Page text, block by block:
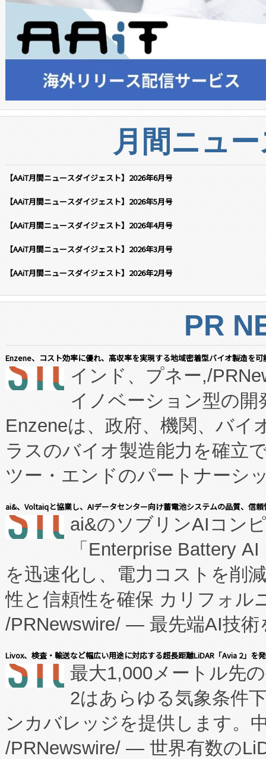
月間ニュ
【AAiT月間ニュースダイジェスト】2026年6月号
【AAiT月間ニュースダイジェスト】2026年5月号
【AAiT月間ニュースダイジェスト】2026年4月号
【AAiT月間ニュースダイジェスト】2026年3月号
【AAiT月間ニュースダイジェスト】2026年2月号
PR
Enzene、コスト効率に優れ、高収率を実現する地域密着型バイオ製造を
インド、プネー,/
イノベーション型の
Enzeneは、政府、機関、バイ
ラスのバイオ製造能力を確立
ツー・エンドのパートナーシ
表しました。 同社の実績ある
manufacturing™ (FCCM™) プ
たNeXは、バイオ医薬品製造
従来のフェッドバッチ施設の
に、患者やサプライチェーン
キー方式で拡張性が高く、持
す。FCCM‑を活用した現地生
患者にとっての費用負担を大
のアクセスを大幅に拡大する
Fully-Connected Continuous
プログラムには、施設設計・
ai&、Voltaiqと協業し、AIデータセンター向け蓄電池システムの品質、信
ai&のソブリンAIコン
「Enterprise Battery
を迅速化し、電力コストを削
性と信頼性を確保 カリフォル
/PRNewswire/ — 最先端AI技術
会社エーアイ・アンド：本社
President原信平）と、エンタ
ードするVoltaiqは、日本にあ
ーエネルギー貯蔵システム（
た。 Voltaiq独自のAI搭載プラ
Livox、検査・輸送など幅広い用途に対応する超長距離LiDAR「Avia 2」を
最大1,000メートル先
2はあらゆる気象条件
ンカバレッジを提供します。
/PRNewswire/ — 世界有数の